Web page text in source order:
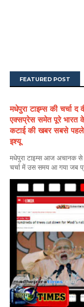
FEATURED POST
मधेपुरा टाइम्स की चर्चा
एक्सप्रेस समेत पूरे भारत
कटाई की खबर सबसे
इश्यू
मधेपुरा टाइम्स आज अचानक
चर्चा में उस समय आ गया जब